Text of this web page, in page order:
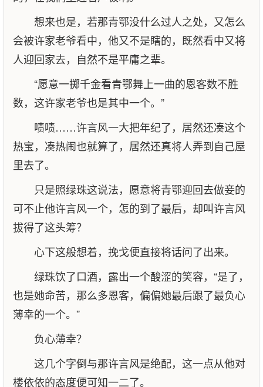
想来也是，若那青鄂没什么过人之处，又怎么
会被许家老爷看中，他又不是瞎的，既然看中又将
人迎回家去，自然不是平庸之辈。
“愿意一掷千金看青鄂舞上一曲的恩客数不胜
数，这许家老爷也是其中一个。”
啧啧……许言风一大把年纪了，居然还凑这个
热宝，凑热闹也就算了，居然还真将人弄到自己屋
里去了。
只是照绿珠这说法，愿意将青鄂迎回去做妾的
可不止他许言风一个，怎的到了最后，却叫许言风
拔得了这头筹？
心下这般想着，挽戈便直接将话问了出来。
绿珠饮了口酒，露出一个酸涩的笑容，“是了，
也是她命苦，那么多恩客，偏偏她最后跟了最负心
薄幸的一个。”
负心薄幸？
这几个字倒与那许言风是绝配，这一点从他对
楼依依的态度便可知一二了。